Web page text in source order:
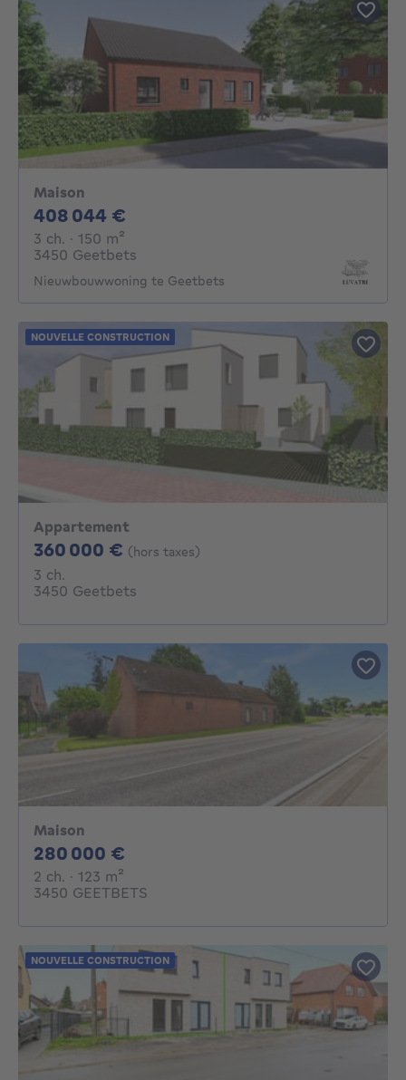
Maison
408 044 €
3 ch. 3 chambres
· 150 m²
3450 Geetbets
Nieuwbouwwoning te Geetbets
Appartement
360 000 € 360000€
(hors taxes)
3 ch.
3450 Geetbets
NOUVELLE CONSTRUCTION
Maison
280 000 €
2 ch. 2 chambres
· 123 m²
3450 GEETBETS
NOUVELLE CONSTRUCTION